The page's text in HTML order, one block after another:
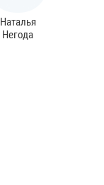
Наталья
Негода